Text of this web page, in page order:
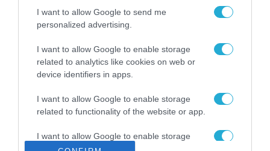
I want to allow Google to send me
personalized advertising.
I want to allow Google to enable storage
related to analytics like cookies on web or
device identifiers in apps.
I want to allow Google to enable storage
related to functionality of the website or app.
I want to allow Google to enable storage
related to personalization.
αφορούν τους ΦΗΜ
Σ. Καλαφάτης: «Η
Τεχνητή Νοημοσύνη
δεν είναι απλώς μια
μια νέα βιομηχανική
επανάσταση»
Νέος οδηγός του ΕΚΤ
των ελληνικών